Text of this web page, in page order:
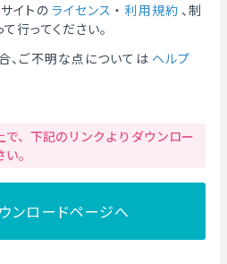
イトの ライセンス ・ 利用規約 、制
て行ってください。
、ご不明な点については ヘルプ
、下記のリンクよりダウンロー
。
ンロードページへ